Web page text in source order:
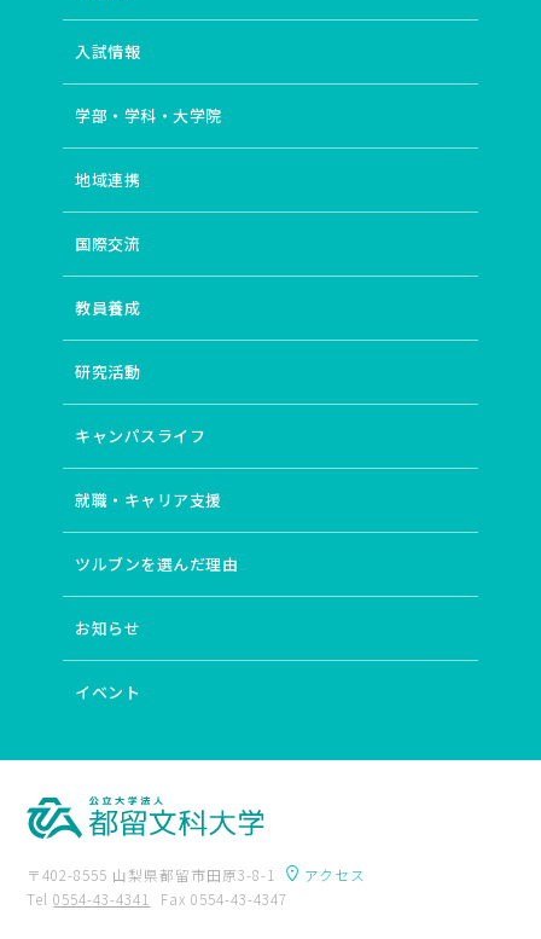
入試情報
学部・学科・大学院
地域連携
国際交流
教員養成
研究活動
キャンパスライフ
就職・キャリア支援
ツルブンを選んだ理由
お知らせ
イベント
〒402-8555 山梨県都留市田原3-8-1
アクセス
Tel0554-43-4341 Fax 0554-43-4347